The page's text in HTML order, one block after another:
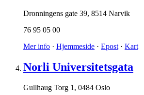
Dronningens gate 39, 8514 Narvik
76 95 05 00
Mer info · Hjemmeside · Epost · Kart
Norli Universitetsgata
Gullhaug Torg 1 , 0484 Oslo